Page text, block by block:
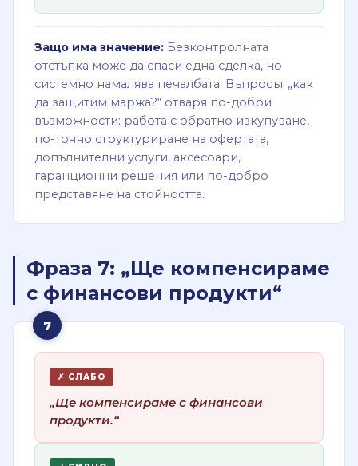
Защо има значение: Безконтролната
отстъпка може да спаси една сделка, но
системно намалява печалбата. Въпросът „как
да защитим маржа?“ отваря по-добри
възможности: работа с обратно изкупуване,
по-точно структуриране на офертата,
допълнителни услуги, аксесоари,
гаранционни решения или по-добро
представяне на стойността.
Фраза 7: „Ще компенсираме
с финансови продукти“
7
✗ СЛАБО
„Ще компенсираме с финансови
продукти.“